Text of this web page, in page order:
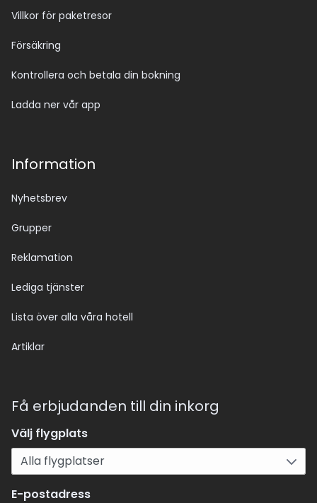
Villkor för paketresor
Försäkring
Kontrollera och betala din bokning
Ladda ner vår app
Information
Nyhetsbrev
Grupper
Reklamation
Lediga tjänster
Lista över alla våra hotell
Artiklar
Få erbjudanden till din inkorg
Välj flygplats
E-postadress